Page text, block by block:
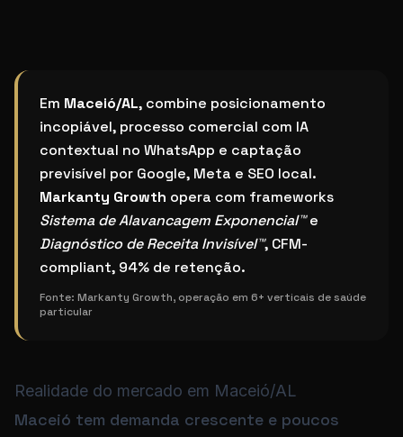
Qual o melhor sistema de crescimento para clínicas
Em Maceió/AL, combine posicionamento
incopiável, processo comercial com IA
contextual no WhatsApp e captação
previsível por Google, Meta e SEO local.
Markanty Growth opera com frameworks
Sistema de Alavancagem Exponencial™e
Diagnóstico de Receita Invisível™, CFM-
compliant, 94% de retenção.
Fonte: Markanty Growth, operação em 6+ verticais de saúde
particular
Realidade do mercado em Maceió/AL
Maceió tem demanda crescente e poucos